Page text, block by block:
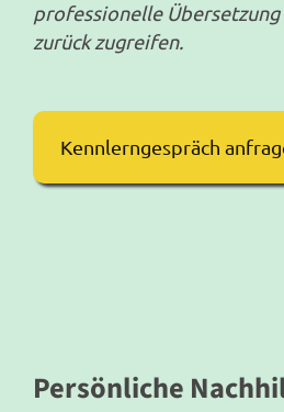
professionelle
zurück zugreifen.
Kennlerngespräch
Persönliche